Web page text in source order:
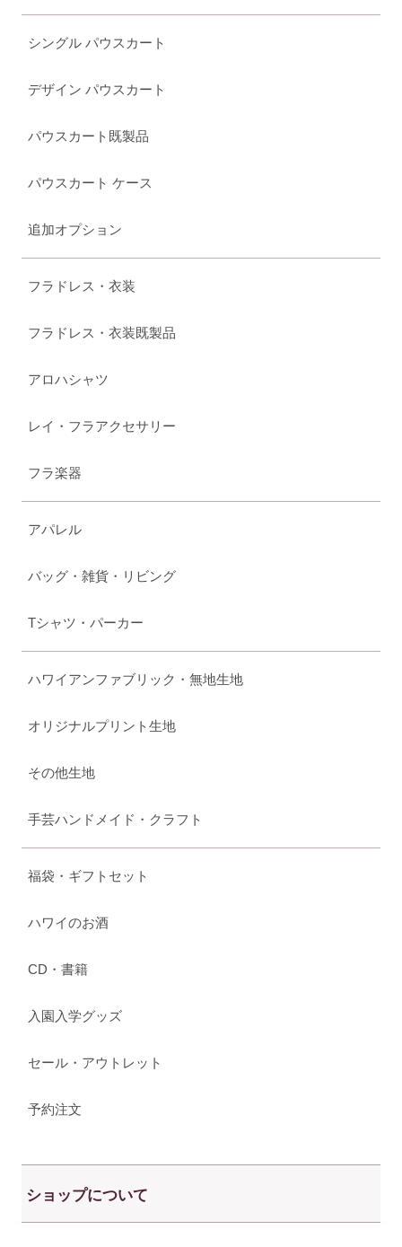
シングル パウスカート
デザイン パウスカート
パウスカート既製品
パウスカート ケース
追加オプション
フラドレス・衣装
フラドレス・衣装既製品
アロハシャツ
レイ・フラアクセサリー
フラ楽器
アパレル
バッグ・雑貨・リビング
Tシャツ・パーカー
ハワイアンファブリック・無地生地
オリジナルプリント生地
その他生地
手芸ハンドメイド・クラフト
福袋・ギフトセット
ハワイのお酒
CD・書籍
入園入学グッズ
セール・アウトレット
予約注文
ショップについて